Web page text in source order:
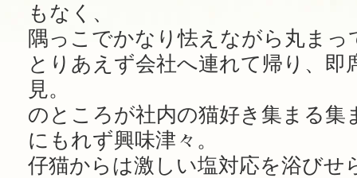
もなく、
隅っこでかなり怯えながら丸まっ
とりあえず会社へ連れて帰り、即
見。
のところが社内の猫好き集まる集
にもれず興味津々。
仔猫からは激しい塩対応を浴びせ